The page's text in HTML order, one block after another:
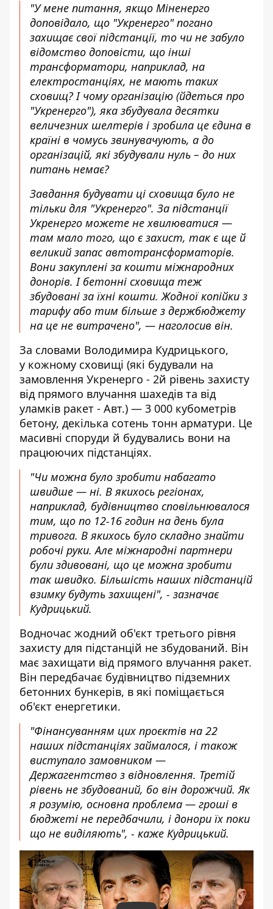
"У мене питання, якщо Міненерго
доповідало, що "Укренерго" погано
захищає свої підстанції, то чи не забуло
відомство доповісти, що інші
трансформатори, наприклад, на
електростанціях, не мають таких
сховищ? І чому організацію (йдеться про
"Укренерго"), яка збудувала десятки
величезних шелтерів і зробила це єдина в
країні в чомусь звинувачують, а до
організацій, які збудували нуль – до них
питань немає?
Завдання будувати ці сховища було не
тільки для "Укренерго". За підстанції
Укренерго можете не хвилюватися —
там мало того, що є захист, так є ще й
великий запас автотрансформаторів.
Вони закуплені за кошти міжнародних
донорів. І бетонні сховища теж
збудовані за їхні кошти. Жодної копійки з
тарифу або тим більше з держбюджету
на це не витрачено", — наголосив він.
За словами Володимира Кудрицького,
у кожному сховищі (які будували на
замовлення Укренерго - 2й рівень захисту
від прямого влучання шахедів та від
уламків ракет - Авт.) — 3 000 кубометрів
бетону, декілька сотень тонн арматури. Це
масивні споруди й будувались вони на
працюючих підстанціях.
"Чи можна було зробити набагато
швидше — ні. В якихось регіонах,
наприклад, будівництво сповільнювалося
тим, що по 12-16 годин на день була
тривога. В якихось було складно знайти
робочі руки. Але міжнародні партнери
були здивовані, що це можна зробити
так швидко. Більшість наших підстанцій
взимку будуть захищені", - зазначає
Кудрицький.
Водночас жодний об'єкт третього рівня
захисту для підстанцій не збудований. Він
має захищати від прямого влучання ракет.
Він передбачає будівництво підземних
бетонних бункерів, в які поміщається
об'єкт енергетики.
"Фінансуванням цих проєктів на 22
наших підстанціях займалося, і також
виступало замовником —
Держагентство з відновлення. Третій
рівень не збудований, бо він дорожчий. Як
я розумію, основна проблема — гроші в
бюджеті не передбачили, і донори їх поки
що не виділяють", - каже Кудрицький.